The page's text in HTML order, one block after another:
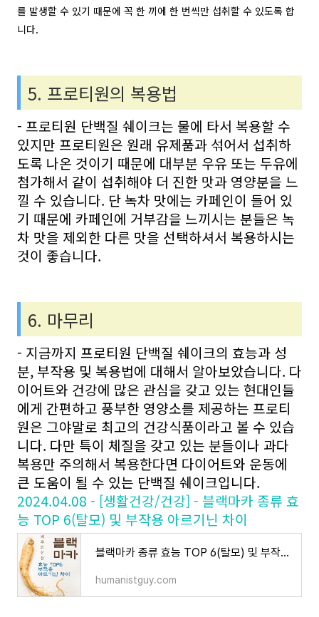
를 발생할 수 있기 때문에 꼭 한 끼에 한 번씩만 섭취할 수 있도록 합
니다.
5. 프로티원의 복용법
- 프로티원 단백질 쉐이크는 물에 타서 복용할 수
있지만 프로티원은 원래 유제품과 섞어서 섭취하
도록 나온 것이기 때문에 대부분 우유 또는 두유에
첨가해서 같이 섭취해야 더 진한 맛과 영양분을 느
낄 수 있습니다. 단 녹차 맛에는 카페인이 들어 있
기 때문에 카페인에 거부감을 느끼시는 분들은 녹
차 맛을 제외한 다른 맛을 선택하셔서 복용하시는
것이 좋습니다.
6. 마무리
- 지금까지 프로티원 단백질 쉐이크의 효능과 성
분, 부작용 및 복용법에 대해서 알아보았습니다. 다
이어트와 건강에 많은 관심을 갖고 있는 현대인들
에게 간편하고 풍부한 영양소를 제공하는 프로티
원은 그야말로 최고의 건강식품이라고 볼 수 있습
니다. 다만 특이 체질을 갖고 있는 분들이나 과다
복용만 주의해서 복용한다면 다이어트와 운동에
큰 도움이 될 수 있는 단백질 쉐이크입니다.
2024.04.08 - [생활건강/건강] - 블랙마카 종류 효
능 TOP 6(탈모) 및 부작용 아르기닌 차이
블랙마카 종류 효능 TOP 6(탈모) 및 부작용 아르기닌 차이
humanistguy.com